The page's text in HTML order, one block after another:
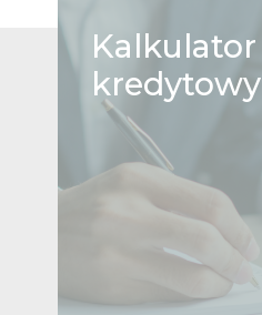
Kalkulator
kredytowy